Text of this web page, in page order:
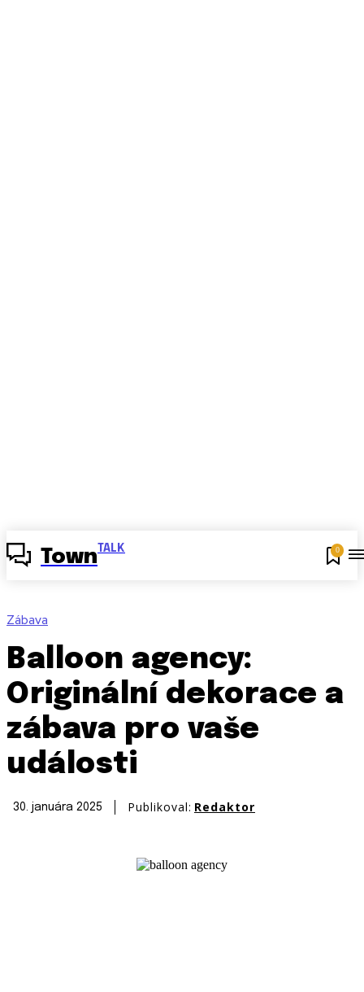
Town TALK 0
Zábava
Balloon agency:
Originální dekorace a
zábava pro vaše
události
30. januára 2025 Publikoval: Redaktor